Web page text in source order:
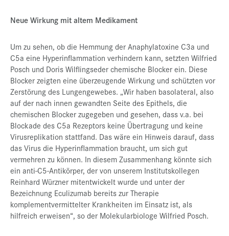
Neue Wirkung mit altem Medikament
Um zu sehen, ob die Hemmung der Anaphylatoxine C3a und
C5a eine Hyperinflammation verhindern kann, setzten Wilfried
Posch und Doris Wilflingseder chemische Blocker ein. Diese
Blocker zeigten eine überzeugende Wirkung und schützten vor
Zerstörung des Lungengewebes. „Wir haben basolateral, also
auf der nach innen gewandten Seite des Epithels, die
chemischen Blocker zugegeben und gesehen, dass v.a. bei
Blockade des C5a Rezeptors keine Übertragung und keine
Virusreplikation stattfand. Das wäre ein Hinweis darauf, dass
das Virus die Hyperinflammation braucht, um sich gut
vermehren zu können. In diesem Zusammenhang könnte sich
ein anti-C5-Antikörper, der von unserem Institutskollegen
Reinhard Würzner mitentwickelt wurde und unter der
Bezeichnung Eculizumab bereits zur Therapie
komplementvermittelter Krankheiten im Einsatz ist, als
hilfreich erweisen“, so der Molekularbiologe Wilfried Posch.